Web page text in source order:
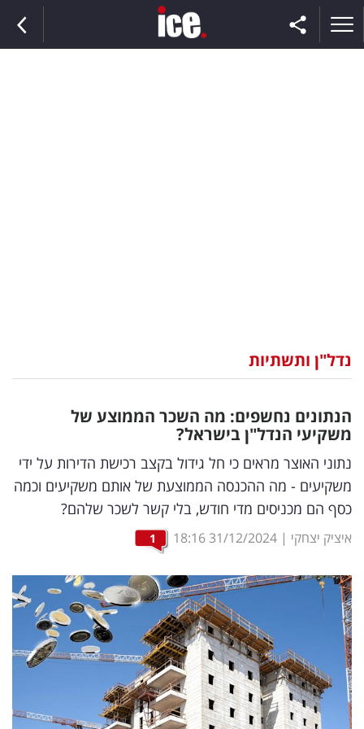
וצרכנות
דיגיטל
וטק
שיווק
ופרסום
מדדים
ומחקרים
דעות
רכילות
נדל"ן ותשתיות
הנתונים נחשפים: מה השכר הממוצע של
משקיעי הנדל"ן בישראל?
נתוני האוצר מראים כי חל גידול בקצב רכישת הדירות על ידי
משקיעים - מה ההכנסה הממוצעת של אותם משקיעים וכמה
כסף הם מכניסים מדי חודש, בלי קשר לשכר שלהם?
איציק יצחקי |
31/12/2024
18:16
1